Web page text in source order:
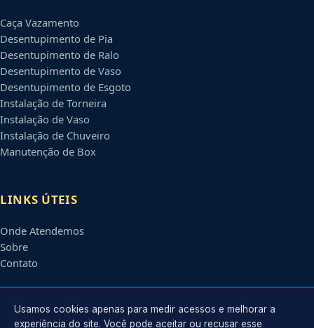
Caça Vazamento
Desentupimento de Pia
Desentupimento de Ralo
Desentupimento de Vaso
Desentupimento de Esgoto
Instalação de Torneira
Instalação de Vaso
Instalação de Chuveiro
Manutenção de Box
LINKS ÚTEIS
Onde Atendemos
Sobre
Contato
CONTATO
Usamos cookies apenas para medir acessos e melhorar a
experiência do site. Você pode aceitar ou recusar esse